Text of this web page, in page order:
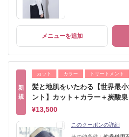
メニューを追加
新
規
カット カラー トリートメント
髪と地肌をいたわる【世界最
ント】カット＋カラー＋炭酸泉
¥13,500
このクーポンの詳細